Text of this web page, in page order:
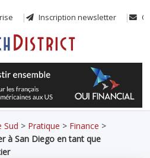
Inscription newsletter
Sud > Pratique > Finance >
à San Diego en tant que